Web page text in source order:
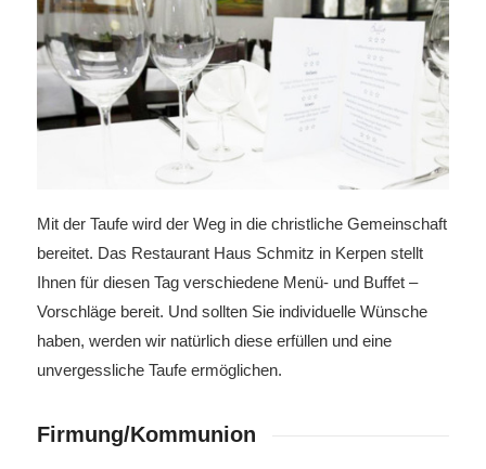
Mit der Taufe wird der Weg in die christliche Gemeinschaft
bereitet. Das Restaurant Haus Schmitz in Kerpen stellt
Ihnen für diesen Tag verschiedene Menü- und Buffet –
Vorschläge bereit. Und sollten Sie individuelle Wünsche
haben, werden wir natürlich diese erfüllen und eine
unvergessliche Taufe ermöglichen.
Firmung/Kommunion